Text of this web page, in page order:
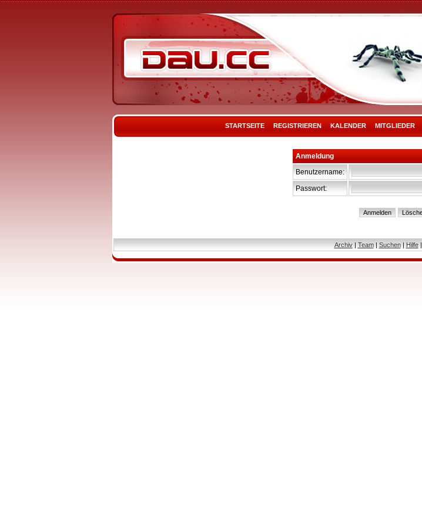
STARTSEITE REGISTRIEREN KALENDER MITGLIEDER
Anmeldung
Benutzername:
Passwort:
Archiv| Team| Suchen| Hilfe|